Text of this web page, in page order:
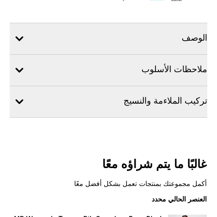
الوصف
ملاحظات الأسلوب
تركيب الملاءمة والنسيج
غالبًا ما يتم شراؤه معًا
أكمل مجموعتك بمنتجات تعمل بشكل أفضل معًا
العنصر الحالي محدد